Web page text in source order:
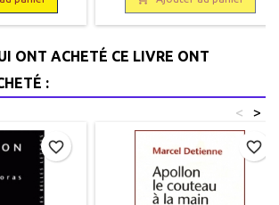
apparentes.
occasion. Couverture défraîchie.
Bon état intérieur. 3 pages avec
dont la page de titre.
ONT ACHETÉ CE LIVRE ONT
:
>
<
favorite_border favorite_border